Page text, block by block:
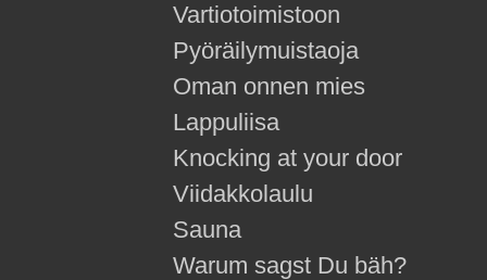
Vartiotoimistoon
Pyöräilymuistaoja
Oman onnen mies
Lappuliisa
Knocking at your door
Viidakkolaulu
Sauna
Warum sagst Du bäh?